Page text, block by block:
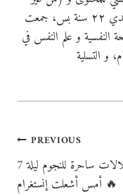
اعتذار) احسن بلوجر على الكوكب 😎. عندي ٢٢ سنة بس، جمعت
النفسية و علم النفس في
Post
navigation
PREVIOUS
7 إطلالات ساحرة للنجوم ليلة
أمس أشعلت إنستغرام 🔥